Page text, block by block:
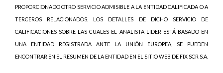
PROPORCIONADO OTRO SERVICIO ADMISIBLE A LA ENTIDAD CALIFICADA O A
TERCEROS RELACIONADOS. LOS DETALLES DE DICHO SERVICIO DE
CALIFICACIONES SOBRE LAS CUALES EL ANALISTA LIDER ESTÁ BASADO EN
UNA ENTIDAD REGISTRADA ANTE LA UNIÓN EUROPEA, SE PUEDEN
ENCONTRAR EN EL RESUMEN DE LA ENTIDAD EN EL SITIO WEB DE FIX SCR S.A.